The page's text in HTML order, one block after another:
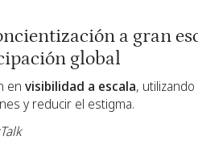
a gran
global
en visibilidad a escala,
y reducir el estigma.